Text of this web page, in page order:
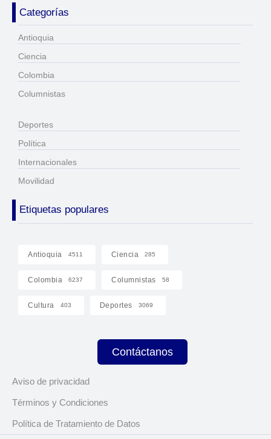
Categorías
Antioquia
Ciencia
Colombia
Columnistas
Deportes
Política
Internacionales
Movilidad
Etiquetas populares
Antioquia 4511 Ciencia 285
Colombia 6237 Columnistas 58
Cultura 403 Deportes 3069
Contáctanos
Aviso de privacidad
Términos y Condiciones
Política de Tratamiento de Datos